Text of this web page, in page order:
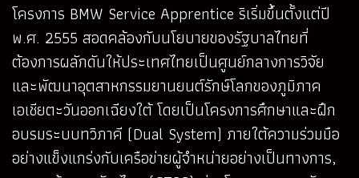
โครงการ BMW Service Apprentice ริเริ่มขึ้นตั้งแต่ปี
พ.ศ. 2555 สอดคล้องกับนโยบายของรัฐบาลไทยที่
ต้องการผลักดันให้ประเทศไทยเป็นศูนย์กลางการวิจัย
และพัฒนาอุตสาหกรรมยานยนต์รักษ์โลกของภูมิภาค
เอเชียตะวันออกเฉียงใต้ โดยเป็นโครงการศึกษาและฝึก
อบรมระบบทวิภาคี (Dual System) ภายใต้ความร่วมมือ
อย่างแข็งแกร่งกับเครือข่ายผู้จำหน่ายอย่างเป็นทางการ,